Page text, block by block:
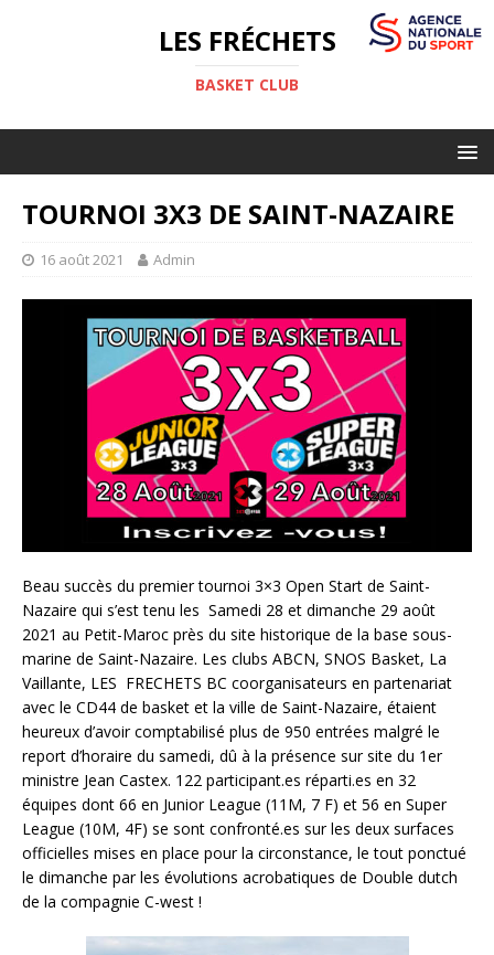
LES FRÉCHETS
BASKET CLUB
TOURNOI 3X3 DE SAINT-NAZAIRE
16 août 2021 Admin
Beau succès du premier tournoi 3×3 Open Start de Saint-
Nazaire qui s’est tenu les Samedi 28 et dimanche 29 août
2021 au Petit-Maroc près du site historique de la base sous-
marine de Saint-Nazaire. Les clubs ABCN, SNOS Basket, La
Vaillante, LES FRECHETS BC coorganisateurs en partenariat
avec le CD44 de basket et la ville de Saint-Nazaire, étaient
heureux d’avoir comptabilisé plus de 950 entrées malgré le
report d’horaire du samedi, dû à la présence sur site du 1er
ministre Jean Castex. 122 participant.es réparti.es en 32
équipes dont 66 en Junior League (11M, 7 F) et 56 en Super
League (10M, 4F) se sont confronté.es sur les deux surfaces
officielles mises en place pour la circonstance, le tout ponctué
le dimanche par les évolutions acrobatiques de Double dutch
de la compagnie C-west !